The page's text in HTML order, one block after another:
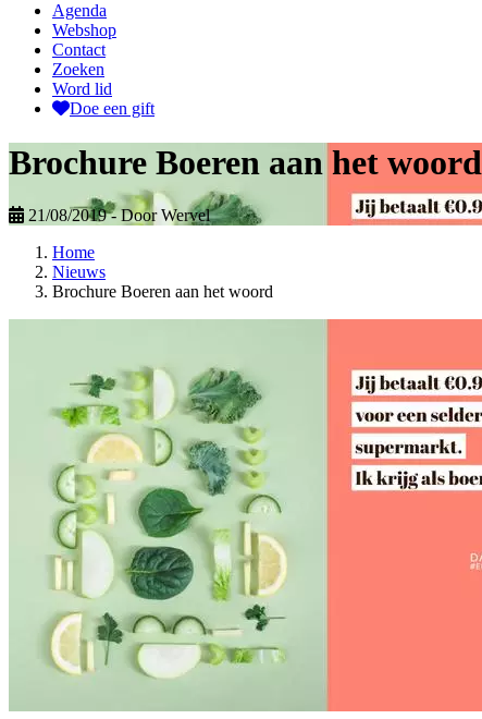
Agenda
Webshop
Contact
Zoeken
Word lid
Doe een gift
Brochure Boeren aan het woord
21/08/2019- Door Wervel
Home
Nieuws
Brochure Boeren aan het woord